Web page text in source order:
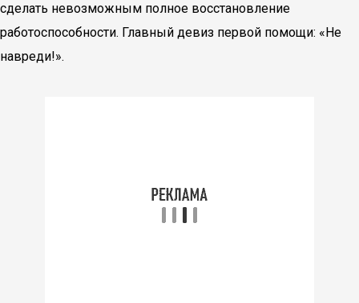
сделать невозможным полное восстановление
работоспособности. Главный девиз первой помощи: «Не
навреди!».